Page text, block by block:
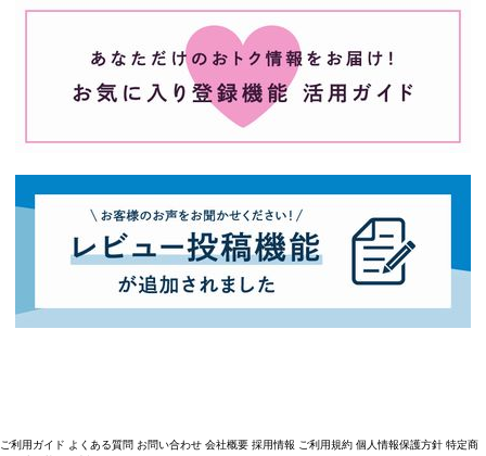
ご利用ガイド よくある質問 お問い合わせ 会社概要 採用情報 ご利用規約 個人情報保護方針 特定商